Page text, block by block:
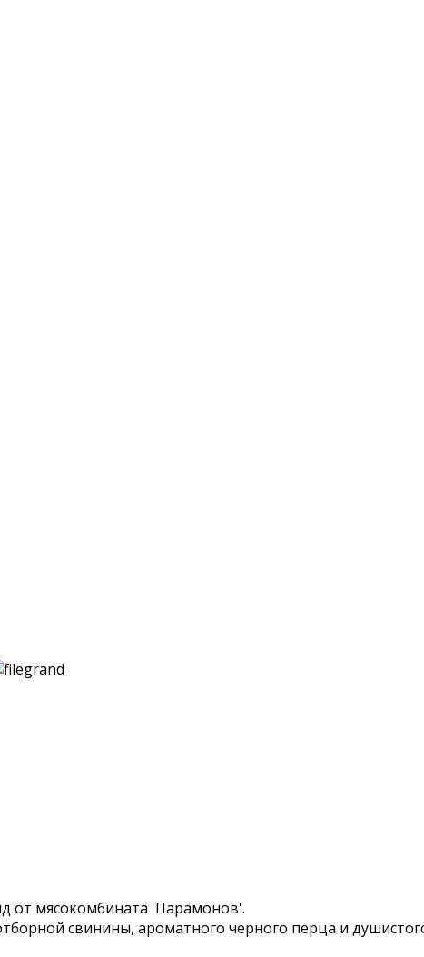
от мясокомбината 'Парамонов'.
свинины, ароматного черного перца и